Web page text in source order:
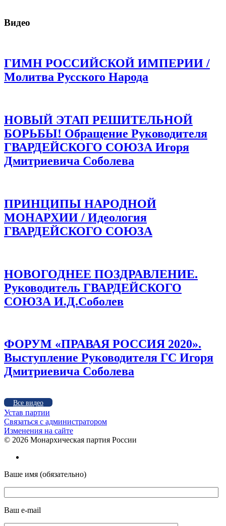
Видео
ГИМН РОССИЙСКОЙ ИМПЕРИИ /
Молитва Русского Народа
НОВЫЙ ЭТАП РЕШИТЕЛЬНОЙ
БОРЬБЫ! Обращение Руководителя
ГВАРДЕЙСКОГО СОЮЗА Игоря
Дмитриевича Соболева
ПРИНЦИПЫ НАРОДНОЙ
МОНАРХИИ / Идеология
ГВАРДЕЙСКОГО СОЮЗА
НОВОГОДНЕЕ ПОЗДРАВЛЕНИЕ.
Руководитель ГВАРДЕЙСКОГО
СОЮЗА И.Д.Соболев
ФОРУМ «ПРАВАЯ РОССИЯ 2020».
Выступление Руководителя ГС Игоря
Дмитриевича Соболева
Все видео
Устав партии
Связаться с администратором
Изменения на сайте
© 2026 Монархическая партия России
Ваше имя (обязательно)
Ваш e-mail